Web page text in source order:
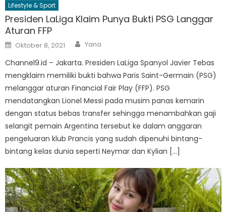
Lifestyle & Sport
Presiden LaLiga Klaim Punya Bukti PSG Langgar
Aturan FFP
Posted
on
Oktober 8, 2021 Author
Yana
Channel9.id – Jakarta. Presiden LaLiga Spanyol Javier Tebas
mengklaim memiliki bukti bahwa Paris Saint-Germain (PSG)
melanggar aturan Financial Fair Play (FFP). PSG
mendatangkan Lionel Messi pada musim panas kemarin
dengan status bebas transfer sehingga menambahkan gaji
selangit pemain Argentina tersebut ke dalam anggaran
pengeluaran klub Prancis yang sudah dipenuhi bintang-
bintang kelas dunia seperti Neymar dan Kylian […]